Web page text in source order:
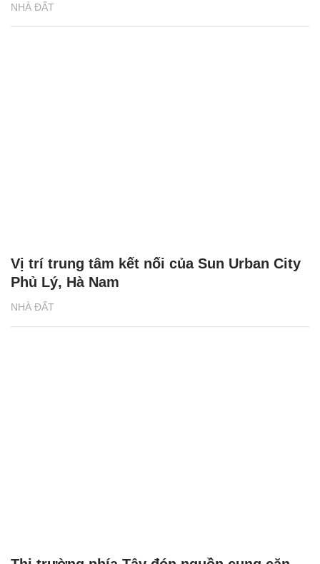
NHÀ ĐẤT
NHÀ ĐẤT
Vị trí trung tâm kết nối của Sun Urban City
Phủ Lý, Hà Nam